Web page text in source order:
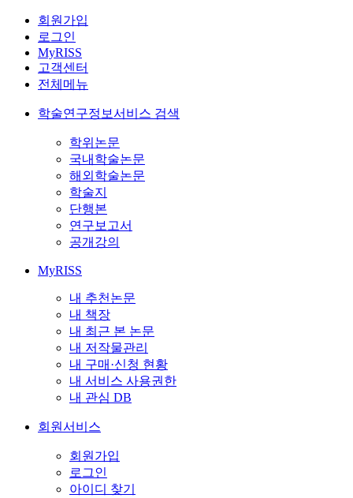
회원가입
로그인
MyRISS
고객센터
전체메뉴
학술연구정보서비스 검색
학위논문
국내학술논문
해외학술논문
학술지
단행본
연구보고서
공개강의
MyRISS
내 추천논문
내 책장
내 최근 본 논문
내 저작물관리
내 구매·신청 현황
내 서비스 사용권한
내 관심 DB
회원서비스
회원가입
로그인
아이디 찾기